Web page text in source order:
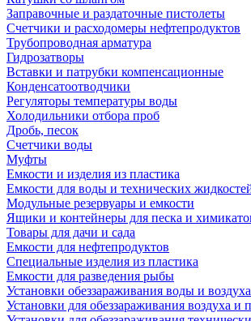
Заправочные и раздаточные пистолеты
Счетчики и расходомеры нефтепродуктов
Трубопроводная арматура
Гидрозатворы
Вставки и патрубки компенсационные
Конденсатоотводчики
Регуляторы температуры воды
Холодильники отбора проб
Дробь, песок
Счетчики воды
Муфты
Емкости и изделия из пластика
Емкости для воды и технических
Модульные резервуары и емкости
Ящики и контейнеры для песка и
Товары для дачи и сада
Емкости для нефтепродуктов
Специальные изделия из пластика
Емкости для разведения рыбы
Установки обеззараживания воды и воздуха
Установки для обеззараживания воздуха и